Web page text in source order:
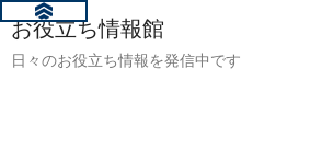
お役立ち情報館
日々のお役立ち情報を発信中です